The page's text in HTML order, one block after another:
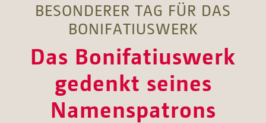
BESONDERER TAG FÜR DAS
BONIFATIUSWERK
Das Bonifatiuswerk
gedenkt seines
Namenspatrons